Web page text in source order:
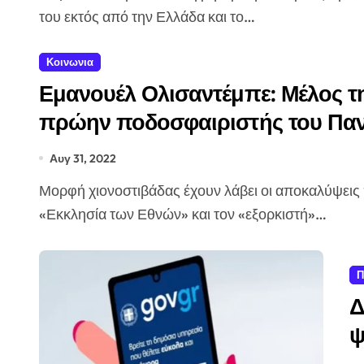
του εκτός από την Ελλάδα και το…
Κοινωνια
Εμανουέλ Ολισαντέμπε: Μέλος
πρώην ποδοσφαιριστής του
Αυγ 31, 2022
Μορφή χιονοστιβάδας έχουν λάβει οι αποκαλύψεις που βλέπουν το φως της δημοσιότητας για την
«Εκκλησία των Εθνών» και τον «εξορκιστή»…